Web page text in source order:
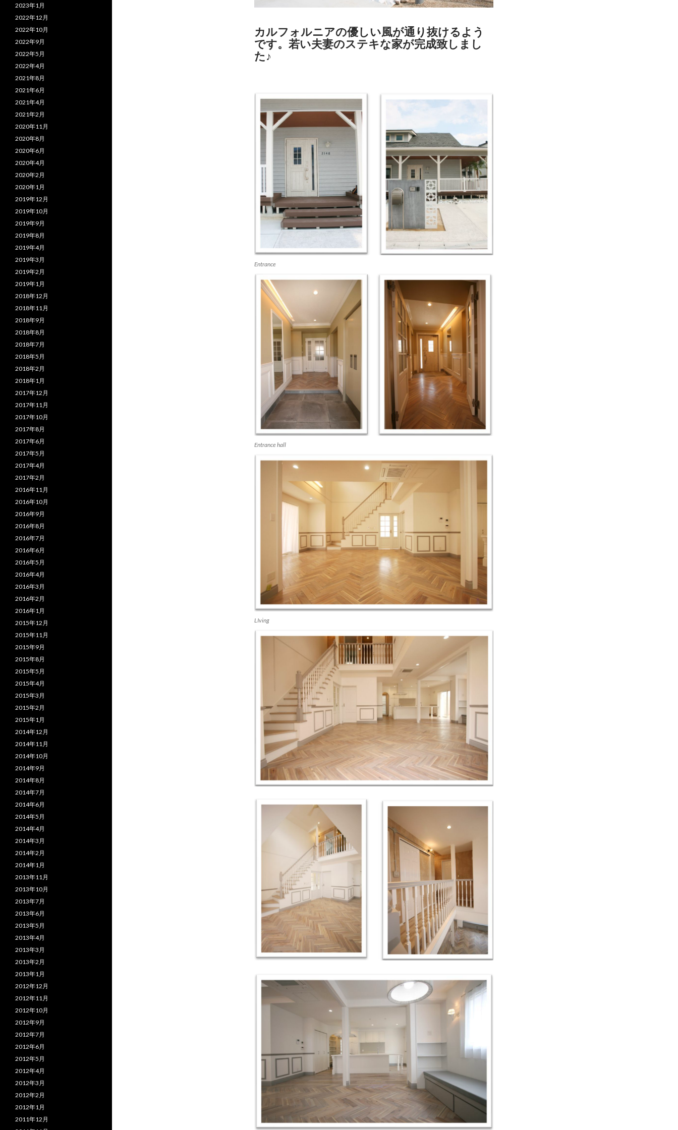
カルフォルニアの優しい風が通り抜けるよう
です。若い夫妻のステキな家が完成致しまし
た♪
Entrance
Entrance hall
LIving
2023年1月
2022年12月
2022年10月
2022年9月
2022年5月
2022年4月
2021年8月
2021年6月
2021年4月
2021年2月
2020年11月
2020年8月
2020年6月
2020年4月
2020年2月
2020年1月
2019年12月
2019年10月
2019年9月
2019年8月
2019年4月
2019年3月
2019年2月
2019年1月
2018年12月
2018年11月
2018年9月
2018年8月
2018年7月
2018年5月
2018年2月
2018年1月
2017年12月
2017年11月
2017年10月
2017年8月
2017年6月
2017年5月
2017年4月
2017年2月
2016年11月
2016年10月
2016年9月
2016年8月
2016年7月
2016年6月
2016年5月
2016年4月
2016年3月
2016年2月
2016年1月
2015年12月
2015年11月
2015年9月
2015年8月
2015年5月
2015年4月
2015年3月
2015年2月
2015年1月
2014年12月
2014年11月
2014年10月
2014年9月
2014年8月
2014年7月
2014年6月
2014年5月
2014年4月
2014年3月
2014年2月
2014年1月
2013年11月
2013年10月
2013年7月
2013年6月
2013年5月
2013年4月
2013年3月
2013年2月
2013年1月
2012年12月
2012年11月
2012年10月
2012年9月
2012年7月
2012年6月
2012年5月
2012年4月
2012年3月
2012年2月
2012年1月
2011年12月